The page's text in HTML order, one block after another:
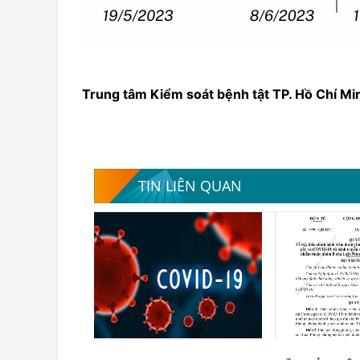
Trung tâm Kiểm soát bệnh tật TP. Hồ Chí
TIN LIÊN QUAN